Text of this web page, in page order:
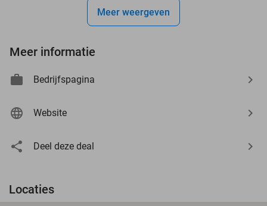
Meer weergeven
Meer informatie
Bedrijfspagina
Website
Deel deze deal
Locaties